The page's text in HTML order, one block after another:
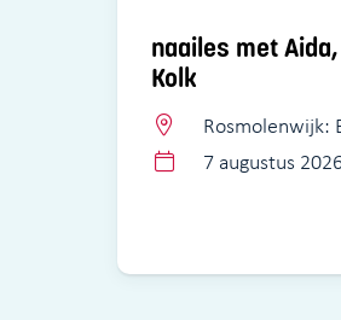
naailes met
Kolk
Rosmolenwijk:
7 augustus